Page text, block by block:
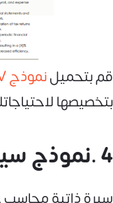
قم بتحميلنموذج CV محاسب بصيغة DOC
بتخصيصها
4 .نموذج سيرة ذاتية محاسب خبرة
سيرة ذاتية محاسب